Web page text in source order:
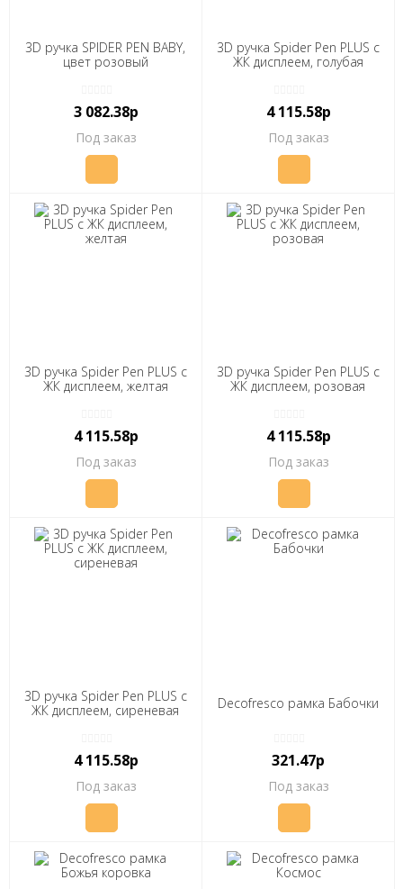
3D ручка SPIDER PEN BABY,
цвет розовый
3 082.38р
Под заказ
3D ручка Spider Pen PLUS с
ЖК дисплеем, голубая
4 115.58р
Под заказ
3D ручка Spider Pen PLUS с
ЖК дисплеем, желтая
4 115.58р
Под заказ
3D ручка Spider Pen PLUS с
ЖК дисплеем, розовая
4 115.58р
Под заказ
3D ручка Spider Pen PLUS с
ЖК дисплеем, сиреневая
4 115.58р
Под заказ
Decofresco рамка Бабочки
321.47р
Под заказ